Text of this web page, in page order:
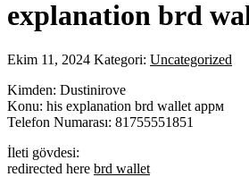
explanation brd
Ekim 11, 2024 Kategori: Uncategorized
Kimden: Dustinirove
Konu: his explanation brd wallet appм
Telefon Numarası: 81755551851
İleti gövdesi:
redirected here brd wallet